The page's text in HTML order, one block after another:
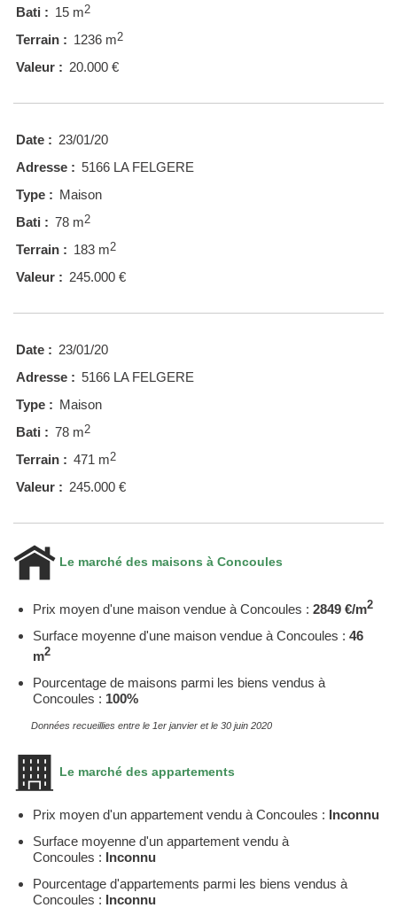
Bati : 15 m2
Terrain : 1236 m2
Valeur : 20.000 €
Date : 23/01/20
Adresse : 5166 LA FELGERE
Type : Maison
Bati : 78 m2
Terrain : 183 m2
Valeur : 245.000 €
Date : 23/01/20
Adresse : 5166 LA FELGERE
Type : Maison
Bati : 78 m2
Terrain : 471 m2
Valeur : 245.000 €
Le marché des maisons à Concoules
Prix moyen d'une maison vendue à Concoules : 2849 €/m2
Surface moyenne d'une maison vendue à Concoules : 46
m2
Pourcentage de maisons parmi les biens vendus à
Concoules : 100%
Données recueillies entre le 1er janvier et le 30 juin 2020
Le marché des appartements
Prix moyen d'un appartement vendu à Concoules : Inconnu
Surface moyenne d'un appartement vendu à
Concoules : Inconnu
Pourcentage d'appartements parmi les biens vendus à
Concoules : Inconnu